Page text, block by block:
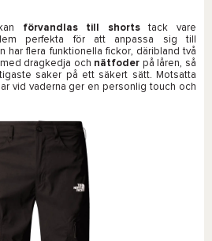
förvandlas till shortstack vare
perfekta för att anpassa sig till
har flera funktionella fickor, däribland två
dragkedja och nätfoder på låren, så
saker på ett säkert sätt. Motsatta
vid vaderna ger en personlig touch och